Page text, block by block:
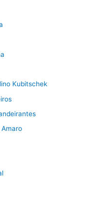
Kubitschek
Amaro